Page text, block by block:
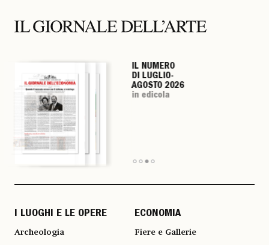
IL NUMERO
DI LUGLIO-
AGOSTO 2026
in edicola
IL NUMERO
DI LUGLIO-
AGOSTO 2026
in edicola
IL NUMERO
DI LUGLIO-
AGOSTO 2026
in edicola
IL NUMERO
DI LUGLIO-
AGOSTO 2026
in edicola
I LUOGHI E LE OPERE
Archeologia
ECONOMIA
Fiere e Gallerie